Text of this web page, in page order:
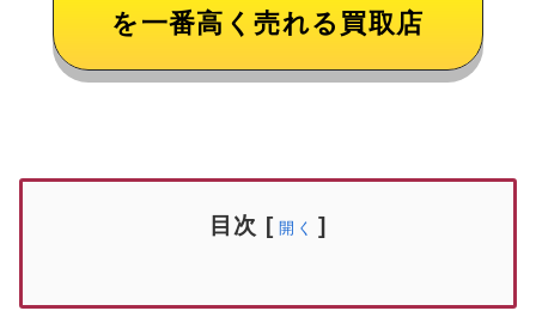
を一番高く売れる買取店
目次 [ 開く ]